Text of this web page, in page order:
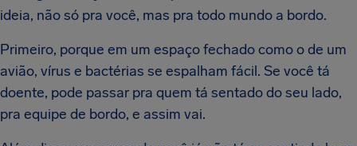
ideia, não só pra você, mas pra todo mundo a bordo.
Primeiro, porque em um espaço fechado como o de um
avião, vírus e bactérias se espalham fácil. Se você tá
doente, pode passar pra quem tá sentado do seu lado,
pra equipe de bordo, e assim vai.